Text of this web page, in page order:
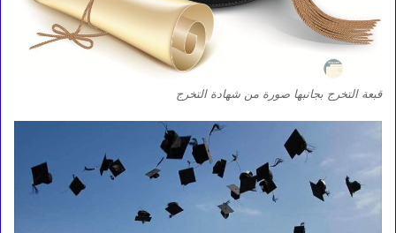
قبعة التخرج بجانبها صورة من شهادة التخرج